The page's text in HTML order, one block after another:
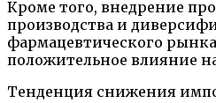
Кроме того, внедрение
производства и
фармацевтического
положительное влияние
Тенденция снижения